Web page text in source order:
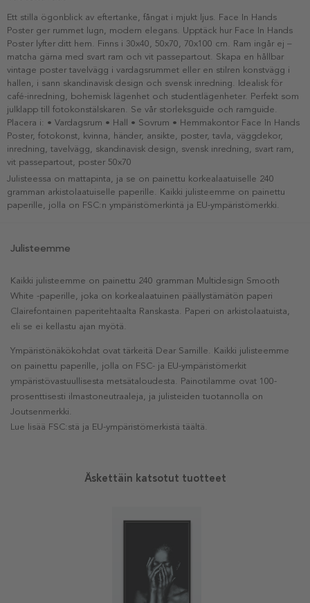
Ett stilla ögonblick av eftertanke, fångat i mjukt ljus. Face In Hands
Poster ger rummet lugn, modern elegans. Upptäck hur Face In Hands
Poster lyfter ditt hem. Finns i 30x40, 50x70, 70x100 cm. Ram ingår ej –
matcha gärna med svart ram och vit passepartout. Skapa en hållbar
vintage poster tavelvägg i vardagsrummet eller en stilren konstvägg i
hallen, i sann skandinavisk design och svensk inredning. Idealisk för
café-inredning, bohemisk lägenhet och studentlägenheter. Perfekt som
julklapp till fotokonstälskaren. Se vår storleksguide och ramguide.
Placera i: • Vardagsrum • Hall • Sovrum • Hemmakontor Face In Hands
Poster, fotokonst, kvinna, händer, ansikte, poster, tavla, väggdekor,
inredning, tavelvägg, skandinavisk design, svensk inredning, svart ram,
vit passepartout, poster 50x70
Julisteessa on mattapinta, ja se on painettu korkealaatuiselle 240
gramman arkistolaatuiselle paperille. Kaikki julisteemme on painettu
paperille, jolla on FSC:n ympäristömerkintä ja EU-ympäristömerkki.
Julisteemme
Kaikki julisteemme on painettu 240 gramman Multidesign Smooth
White -paperille, joka on korkealaatuinen päällystämätön paperi
Clairefontainen paperitehtaalta Ranskasta. Paperi on arkistolaatuista,
eli se ei kellastu ajan myötä.
Ympäristönäkökohdat ovat tärkeitä Dear Samille. Kaikki julisteemme
on painettu paperille, jolla on FSC- ja EU-ympäristömerkit
ympäristövastuullisesta metsätaloudesta. Painotilamme ovat 100-
prosenttisesti ilmastoneutraaleja, ja julisteiden tuotannolla on
Joutsenmerkki.
Lue lisää FSC:stä ja EU-ympäristömerkistä täältä.
Äskettäin katsotut tuotteet